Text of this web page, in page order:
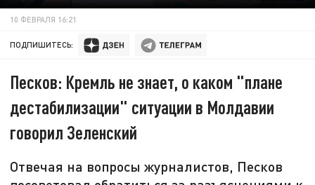
10 ФЕВРАЛЯ 16:21
ПОДПИШИТЕСЬ:
Песков: Кремль не знает, о каком "плане
дестабилизации" ситуации в Молдавии
говорил Зеленский
Отвечая на вопросы журналистов, Песков